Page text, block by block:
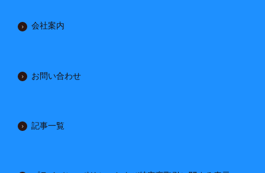
会社案内
お問い合わせ
記事一覧